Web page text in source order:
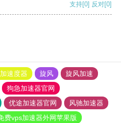
支持[0] 反对[0]
速度器 旋风
旋风加速
狗急加速器官网
优途加速器官网
风驰加速器
费vps加速器外网苹果版